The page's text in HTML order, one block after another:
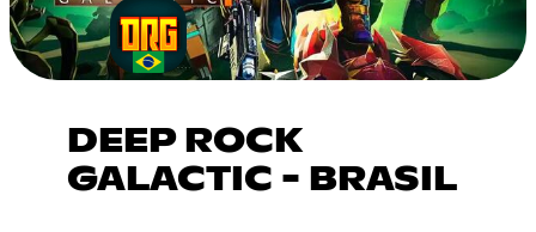
DEEP ROCK
GALACTIC - BRASIL